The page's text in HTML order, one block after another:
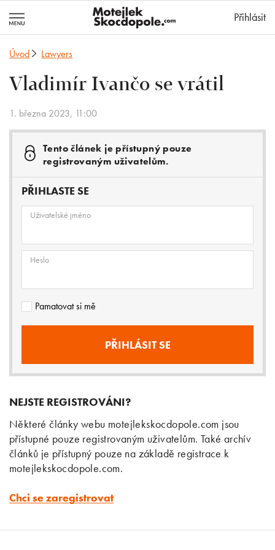
Přihlásit
Úvod Lawyers
Vladimír Ivančo se vrátil
1. března 2023, 11:00
Tento článek je přístupný pouze
registrovaným uživatelům.
PŘIHLASTE SE
Uživatelské jméno
Heslo
Pamatovat si mě
NEJSTE REGISTROVÁNI?
Některé články webu motejlekskocdopole.com jsou
přístupné pouze registrovaným uživatelům. Také archív
článků je přístupný pouze na základě registrace k
motejlekskocdopole.com.
Chci se zaregistrovat